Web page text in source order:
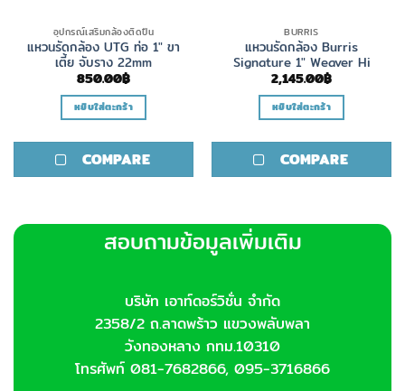
อุปกรณ์เสริมกล้องติดปืน
แหวนรัดกล้อง UTG ท่อ 1″ ขา
เตี้ย จับราง 22mm
850.00฿
หยิบใส่ตะกร้า
COMPARE
BURRIS
แหวนรัดกล้อง Burris
Signature 1″ Weaver Hi
2,145.00฿
หยิบใส่ตะกร้า
COMPARE
สอบถามข้อมูลเพิ่มเติม
บริษัท เอาท์ดอร์วิชั่น จำกัด
2358/2 ถ.ลาดพร้าว แขวงพลับพลา
วังทองหลาง กทม.10310
โทรศัพท์ 081-7682866, 095-3716866